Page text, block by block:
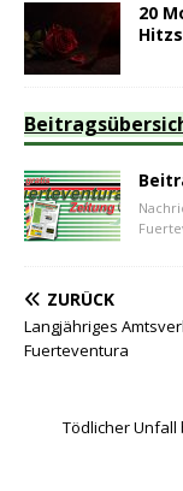
20
ZURÜCK
Langjähriges
Fuerteventura
Tödlicher Unfall